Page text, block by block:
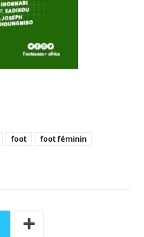
foot
foot féminin